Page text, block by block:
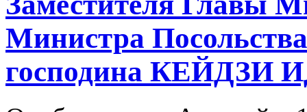
Министра
господина КЕЙДЗИ